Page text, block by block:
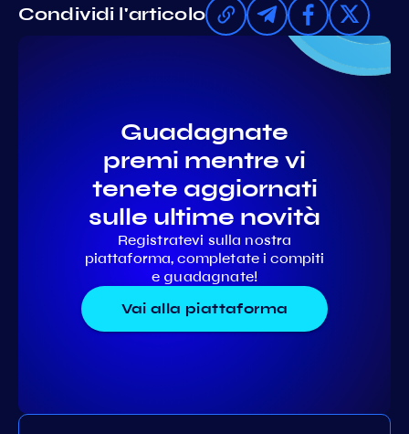
Condividi l'articolo
Guadagnate
premi mentre vi
tenete aggiornati
sulle ultime novità
Registratevi sulla nostra
piattaforma, completate i compiti
e guadagnate!
Vai alla piattaforma